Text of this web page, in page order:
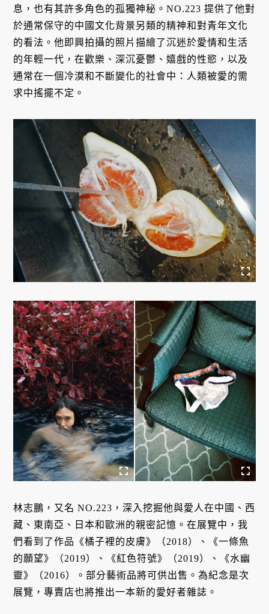
息，也有其許多角色的孤獨神秘。NO.223 提供了他對
於通常保守的中國文化背景另類的精神和對青年文化
的看法。他即興拍攝的照片描繪了沉迷於愛情和生活
的年輕一代，在歡樂、深沉憂鬱、嬉戲的性慾，以及
通常在一個冷漠和不斷變化的社會中：人類被愛的需
求中搖擺不定。
林志鵬，又名 NO.223，深入挖掘他與愛人在中國、西
藏、東南亞、日本和歐洲的親密記憶。在展覽中，我
們看到了作品《橘子裡的皮膚》（2018）、《一條魚
的願望》（2019）、《紅色符號》（2019）、《水幽
靈》（2016）。部分藝術品將可供出售。為紀念是次
展覽，專賣店也將推出一本新的愛好者雜誌。